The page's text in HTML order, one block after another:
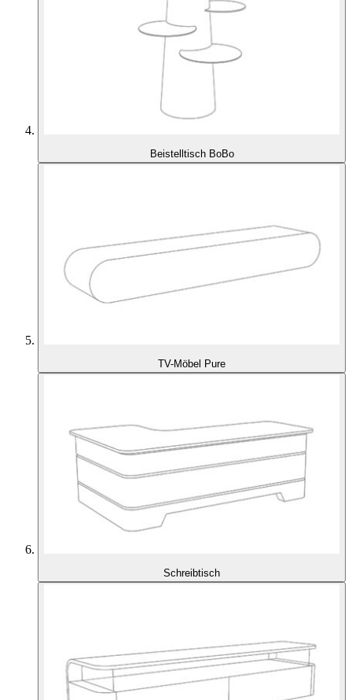
Beistelltisch BoBo
TV-Möbel Pure
Schreibtisch